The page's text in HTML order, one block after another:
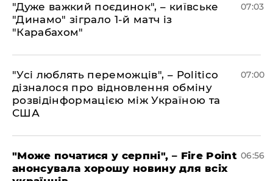
"Дуже важкий поєдинок", – київське
"Динамо" зіграло 1-й матч із
"Карабахом"
07:03
"Усі люблять переможців", – Politico
дізналося про відновлення обміну
розвідінформацією між Україною та
США
07:00
"Може початися у серпні", – Fire Point
анонсувала хорошу новину для всіх
06:56